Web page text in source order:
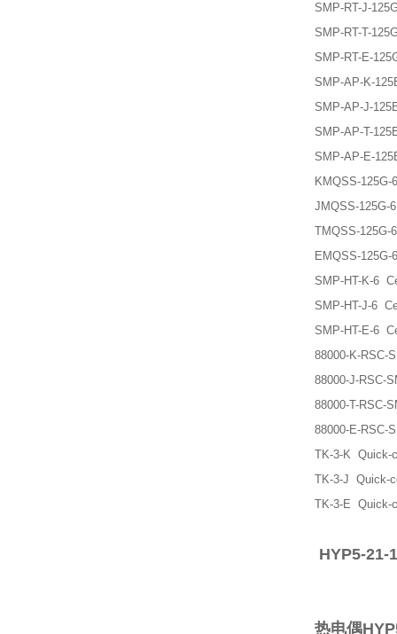
SMP-RT-J-
SMP-RT-T-
SMP-RT-E-
SMP-AP-K-
SMP-AP-J-
SMP-AP-T-
SMP-AP-E-
KMQSS-
JMQSS-125G-
TMQSS-125G-
EMQSS-
SMP-HT-K-6
SMP-HT-J-6
SMP-HT-E-6
88000-K-RSC-
88000-J-RSC-
88000-T-RSC-
88000-E-RSC-
TK-3-K Quick-
TK-3-J Quick-
TK-3-E Quick-
HYP5-21-
热电偶